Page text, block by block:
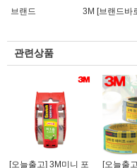
브랜드
3M [브랜드바
관련상품
[오늘출고] 3M미니 포
[오늘출